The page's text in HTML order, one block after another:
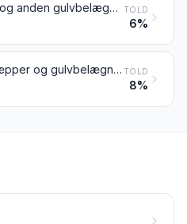
Gulvtæpper og anden gulvbelægning af filt, ikke tuftede eller fremstillet ved »flocking«, også konfektionerede TOLD
6%
Andre gulvtæpper og gulvbelægninger af tekstilmaterialer, også konfektionerede TOLD
8%